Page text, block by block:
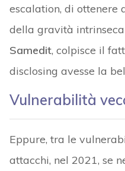
escalation, di ottenere
della gravità
Samedit, colpisce il
disclosing avesse la
Vulnerabilità
Eppure, tra le
attacchi, nel 2021, se